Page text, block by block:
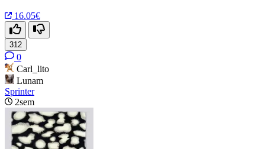
16.05€
312
0
Carl_lito
Lunam
Sprinter
2sem